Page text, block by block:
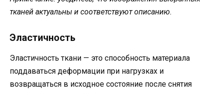
тканей актуальны и соответствуют описанию.
Эластичность
Эластичность ткани — это способность материала
поддаваться деформации при нагрузках и
возвращаться в исходное состояние после снятия